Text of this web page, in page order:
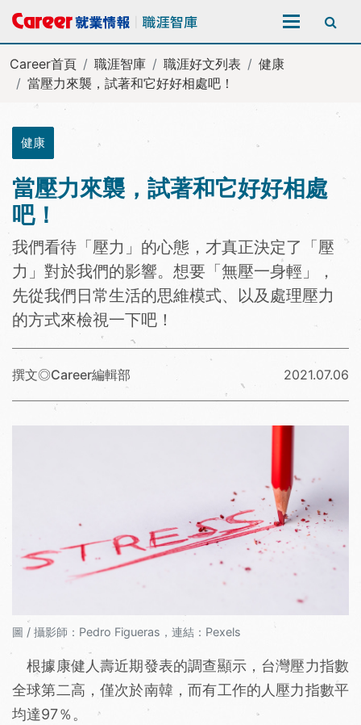
全站搜尋
Career首頁 職涯智庫 職涯好文列表
健康
當壓力來襲，試著和它好好相處吧！
健康
當壓力來襲，試著和它好好相處
吧！
我們看待「壓力」的心態，才真正決定了「壓
力」對於我們的影響。想要「無壓一身輕」，
先從我們日常生活的思維模式、以及處理壓力
的方式來檢視一下吧！
撰文◎Career編輯部 2021.07.06
圖 / 攝影師：Pedro Figueras，連結：Pexels
根據康健人壽近期發表的調查顯示，台灣壓力指數
全球第二高，僅次於南韓，而有工作的人壓力指數平
均達97％。